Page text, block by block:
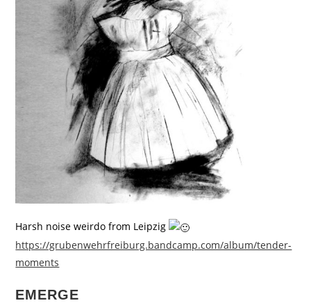
Harsh noise weirdo from Leipzig
https://grubenwehrfreiburg.bandcamp.com/album/tender-
moments
EMERGE